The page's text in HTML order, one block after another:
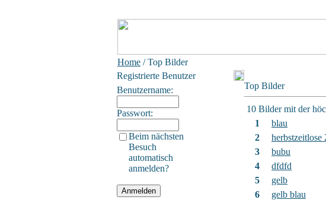
Home / Top Bilder
Registrierte Benutzer
Benutzername:
Passwort:
Beim nächsten
Besuch
automatisch
anmelden?
Top Bilder
10 Bilder mit der
1
blau
2
herbstzeitlose
3
bubu
4
dfdfd
5
gelb
6
gelb blau